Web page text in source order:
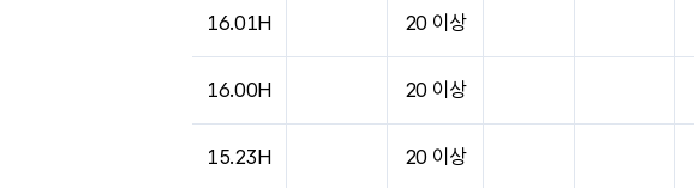
16.01H 20 이상
16.00H 20 이상
15.23H 20 이상